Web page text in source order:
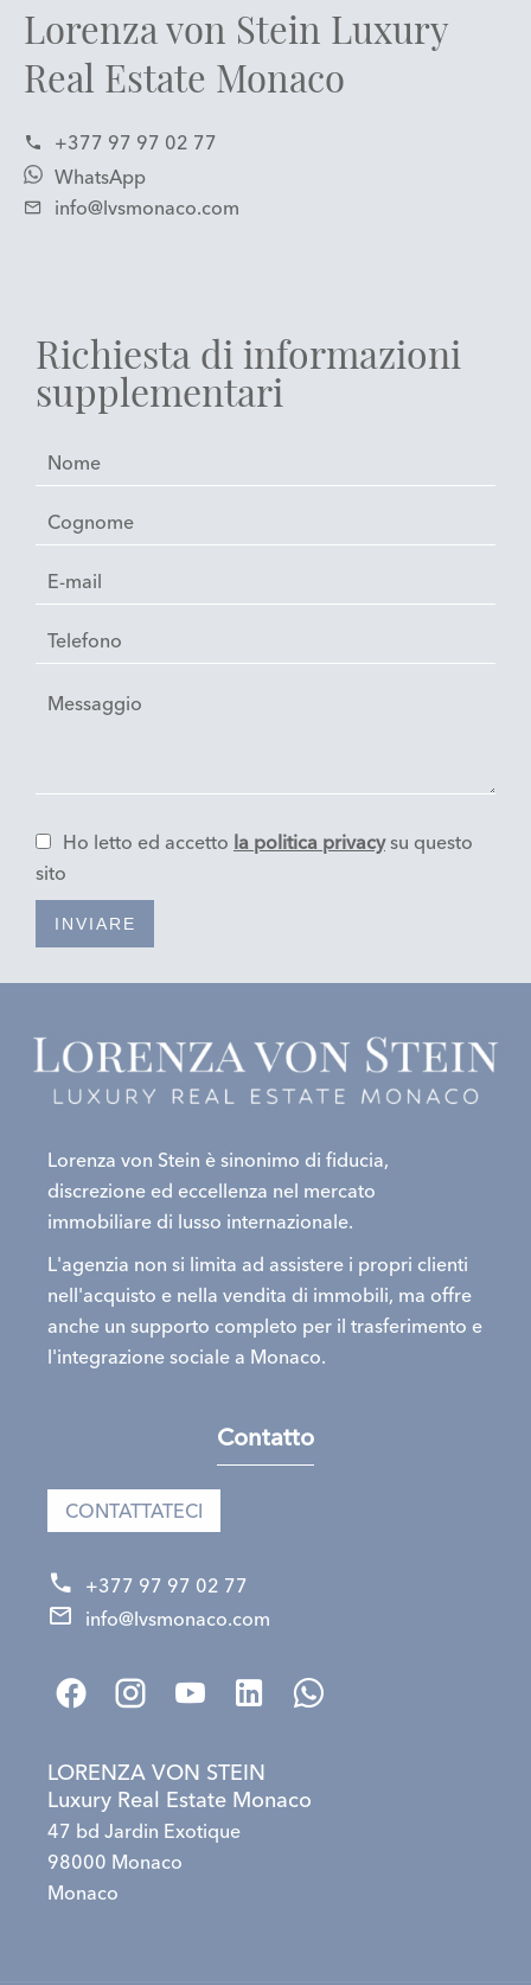
Lorenza von Stein Luxury
Real Estate Monaco
+377 97 97 02 77
WhatsApp
info@lvsmonaco.com
Richiesta di informazioni
supplementari
Ho letto ed accetto la politica privacysu questo
sito
INVIARE
Lorenza von Stein è sinonimo di fiducia,
discrezione ed eccellenza nel mercato
immobiliare di lusso internazionale.
L'agenzia non si limita ad assistere i propri clienti
nell'acquisto e nella vendita di immobili, ma offre
anche un supporto completo per il trasferimento e
l'integrazione sociale a Monaco.
Contatto
CONTATTATECI
+377 97 97 02 77
info@lvsmonaco.com
LORENZA VON STEIN
Luxury Real Estate Monaco
47 bd Jardin Exotique
98000 Monaco
Monaco